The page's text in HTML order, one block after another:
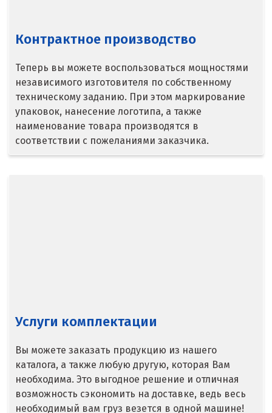
Снежинск
Сочи
Среднеуральск
Ставрополь
Тобольск
Тольятти
Контрактное производство
Теперь вы можете воспользоваться мощностями
независимого изготовителя по собственному
техническому заданию. При этом маркирование
упаковок, нанесение логотипа, а также
наименование товара производятся в
соответствии с пожеланиями заказчика.
Услуги комплектации
Вы можете заказать продукцию из нашего
каталога, а также любую другую, которая Вам
необходима. Это выгодное решение и отличная
возможность сэкономить на доставке, ведь весь
необходимый вам груз везется в одной машине!